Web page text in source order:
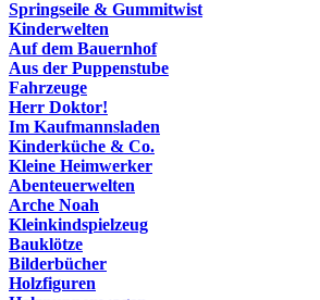
Springseile & Gummitwist
Kinderwelten
Auf dem Bauernhof
Aus der Puppenstube
Fahrzeuge
Herr Doktor!
Im Kaufmannsladen
Kinderküche & Co.
Kleine Heimwerker
Abenteuerwelten
Arche Noah
Kleinkindspielzeug
Bauklötze
Bilderbücher
Holzfiguren